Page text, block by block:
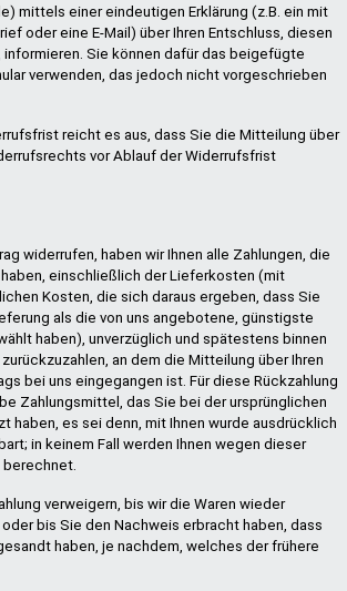
mittels einer eindeutigen Erklärung (z.B. ein mit
oder eine E-Mail) über Ihren Entschluss, diesen
informieren. Sie können dafür das beigefügte
verwenden, das jedoch nicht vorgeschrieben
reicht es aus, dass Sie die Mitteilung über
vor Ablauf der Widerrufsfrist
widerrufen, haben wir Ihnen alle Zahlungen, die
haben, einschließlich der Lieferkosten (mit
Kosten, die sich daraus ergeben, dass Sie
als die von uns angebotene, günstigste
haben), unverzüglich und spätestens binnen
an dem die Mitteilung über Ihren
bei uns eingegangen ist. Für diese Rückzahlung
Zahlungsmittel, das Sie bei der ursprünglichen
haben, es sei denn, mit Ihnen wurde ausdrücklich
in keinem Fall werden Ihnen wegen dieser
verweigern, bis wir die Waren wieder
bis Sie den Nachweis erbracht haben, dass
haben, je nachdem, welches der frühere